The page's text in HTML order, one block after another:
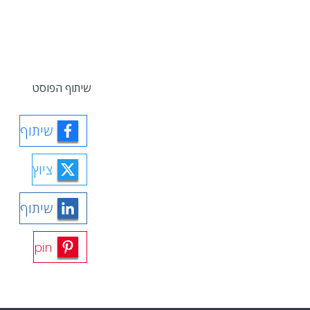
שיתוף הפוסט
שיתוף
ציוץ
שיתוף
pin